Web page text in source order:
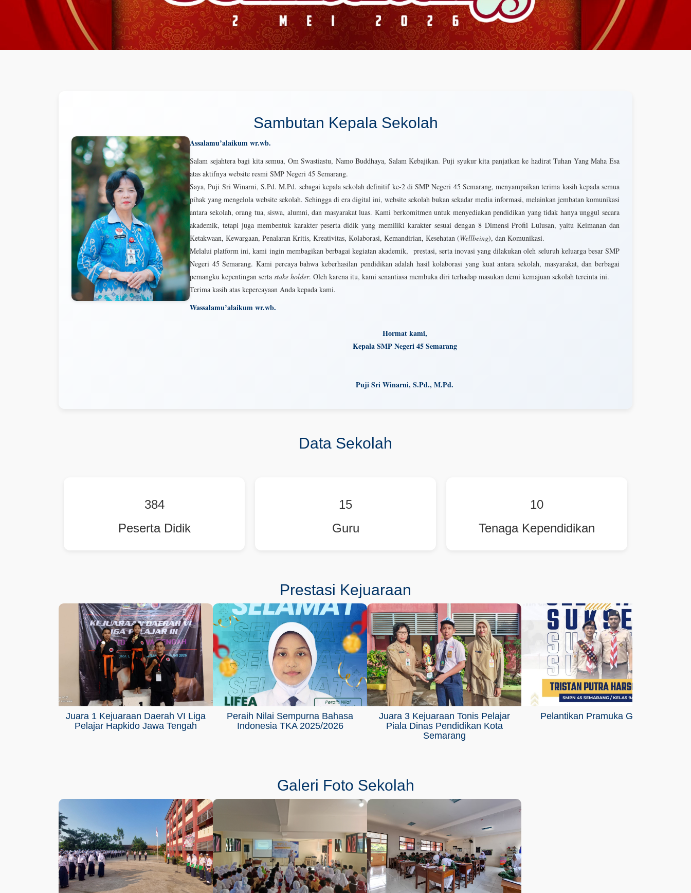
Sambutan Kepala Sekolah
Assalamu’alaikum wr.wb.
Salam sejahtera bagi kita semua, Om Swastiastu, Namo Buddhaya, Salam Kebajikan. Puji syukur kita panjatkan ke hadirat Tuhan Yang Maha Esa
atas aktifnya website resmi SMP Negeri 45 Semarang.
Saya, Puji Sri Winarni, S.Pd. M.Pd. sebagai kepala sekolah definitif ke-2 di SMP Negeri 45 Semarang, menyampaikan terima kasih kepada semua
pihak yang mengelola website sekolah. Sehingga di era digital ini, website sekolah bukan sekadar media informasi, melainkan jembatan komunikasi
antara sekolah, orang tua, siswa, alumni, dan masyarakat luas. Kami berkomitmen untuk menyediakan pendidikan yang tidak hanya unggul secara
akademik, tetapi juga membentuk karakter peserta didik yang memiliki karakter sesuai dengan 8 Dimensi Profil Lulusan, yaitu Keimanan dan
Ketakwaan, Kewargaan, Penalaran Kritis, Kreativitas, Kolaborasi, Kemandirian, Kesehatan (Wellbeing), dan Komunikasi.
Melalui platform ini, kami ingin membagikan berbagai kegiatan akademik, prestasi, serta inovasi yang dilakukan oleh seluruh keluarga besar SMP
Negeri 45 Semarang. Kami percaya bahwa keberhasilan pendidikan adalah hasil kolaborasi yang kuat antara sekolah, masyarakat, dan berbagai
pemangku kepentingan serta stake holder. Oleh karena itu, kami senantiasa membuka diri terhadap masukan demi kemajuan sekolah tercinta ini.
Terima kasih atas kepercayaan Anda kepada kami.
Wassalamu’alaikum wr.wb.
Hormat kami,
Kepala SMP Negeri 45 Semarang
Puji Sri Winarni, S.Pd., M.Pd.
Data Sekolah
384
Peserta Didik
15
Guru
10
Tenaga Kependidikan
Prestasi Kejuaraan
Juara 1 Kejuaraan Daerah VI Liga
Pelajar Hapkido Jawa Tengah
Peraih Nilai Sempurna Bahasa
Indonesia TKA 2025/2026
Juara 3 Kejuaraan Tonis Pelajar
Piala Dinas Pendidikan Kota
Semarang
Pelantikan Pramuka Garuda
Galeri Foto Sekolah